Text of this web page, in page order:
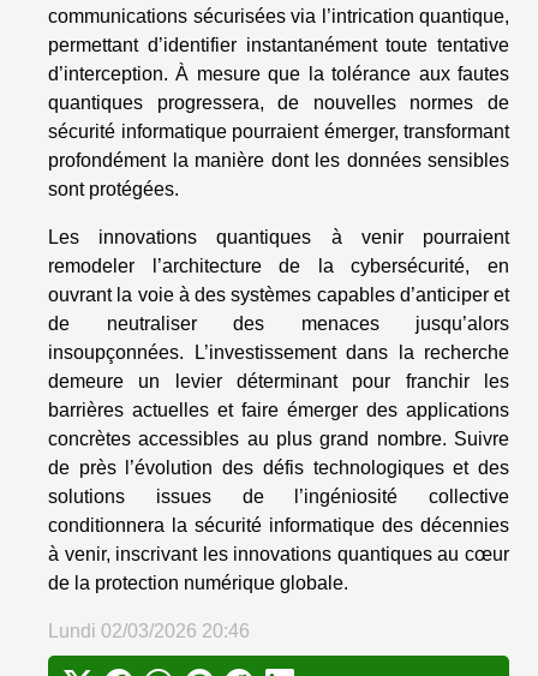
communications sécurisées via l’intrication quantique,
permettant d’identifier instantanément toute tentative
d’interception. À mesure que la tolérance aux fautes
quantiques progressera, de nouvelles normes de
sécurité informatique pourraient émerger, transformant
profondément la manière dont les données sensibles
sont protégées.
Les innovations quantiques à venir pourraient
remodeler l’architecture de la cybersécurité, en
ouvrant la voie à des systèmes capables d’anticiper et
de neutraliser des menaces jusqu’alors
insoupçonnées. L’investissement dans la recherche
demeure un levier déterminant pour franchir les
barrières actuelles et faire émerger des applications
concrètes accessibles au plus grand nombre. Suivre
de près l’évolution des défis technologiques et des
solutions issues de l’ingéniosité collective
conditionnera la sécurité informatique des décennies
à venir, inscrivant les innovations quantiques au cœur
de la protection numérique globale.
Lundi 02/03/2026 20:46